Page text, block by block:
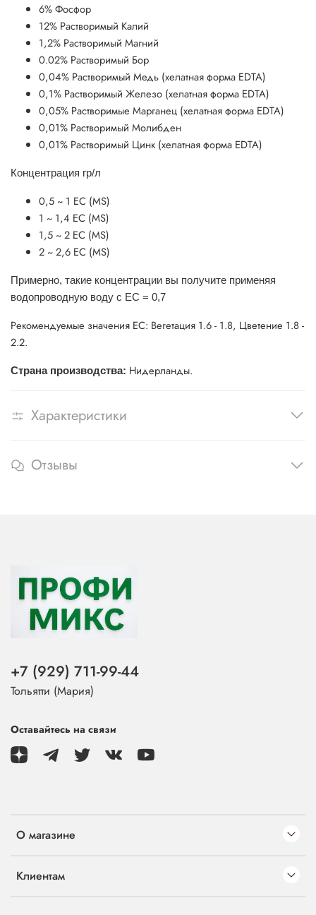
6% Фосфор
12% Растворимый Калий
1,2% Растворимый Магний
0.02% Растворимый Бор
0,04% Растворимый Медь (хелатная форма EDTA)
0,1% Растворимый Железо (хелатная форма EDTA)
0,05% Растворимые Марганец (хелатная форма EDTA)
0,01% Растворимый Молибден
0,01% Растворимый Цинк (хелатная форма EDTA)
Концентрация гр/л
0,5 ~ 1 ЕС (MS)
1 ~ 1,4 ЕС (MS)
1,5 ~ 2 ЕС (MS)
2 ~ 2,6 ЕС (MS)
Примерно, такие концентрации вы получите применяя
водопроводную воду с EC = 0,7
Рекомендуемые значения EC: Вегетация 1.6 - 1.8, Цветение 1.8 -
2.2.
Страна производства: Нидерланды.
Характеристики
Отзывы
О магазине
Клиентам
+7 (929) 711-99-44
Тольятти (Мария)
Оставайтесь на связи